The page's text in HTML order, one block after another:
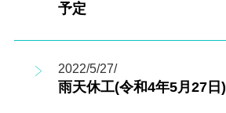
予定
2022/5/27/
雨天休工(令和4年5月27日)